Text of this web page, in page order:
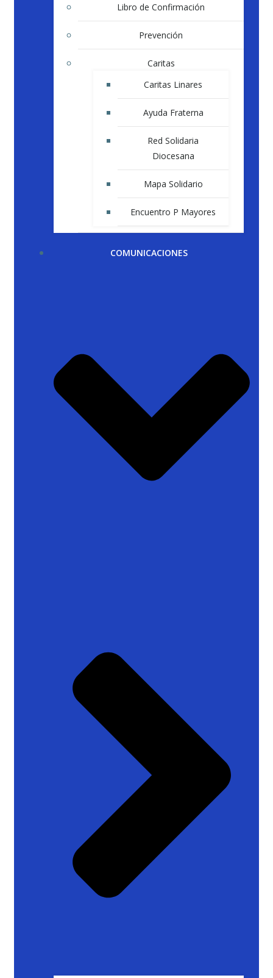
Libro de Confirmación
Prevención
Caritas
Caritas Linares
Ayuda Fraterna
Red Solidaria
Diocesana
Mapa Solidario
Encuentro P Mayores
COMUNICACIONES